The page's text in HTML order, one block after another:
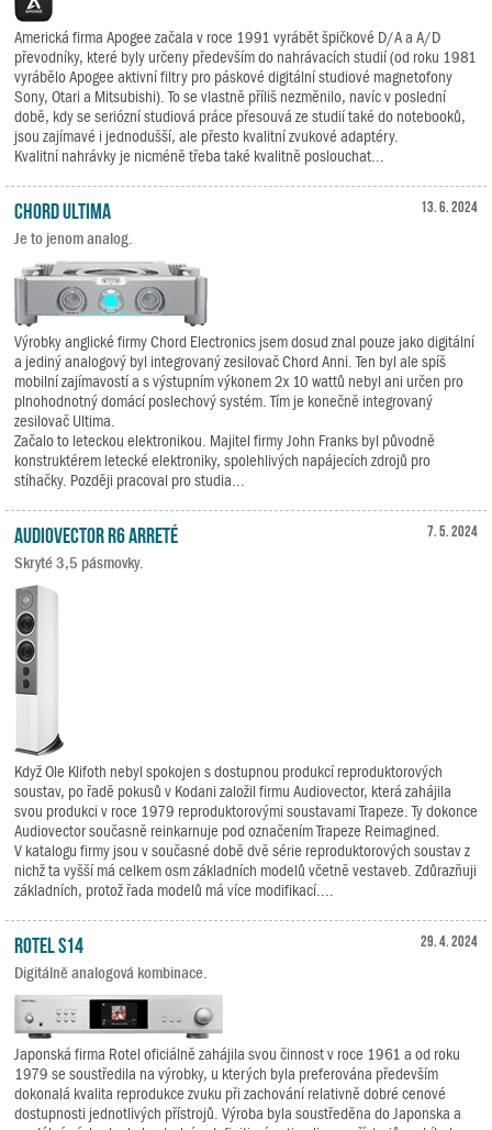
Americká firma Apogee začala v roce 1991 vyrábět špičkové D/A a A/D
převodníky, které byly určeny především do nahrávacích studií (od roku 1981
vyrábělo Apogee aktivní filtry pro páskové digitální studiové magnetofony
Sony, Otari a Mitsubishi). To se vlastně příliš nezměnilo, navíc v poslední
době, kdy se seriózní studiová práce přesouvá ze studií také do notebooků,
jsou zajímavé i jednodušší, ale přesto kvalitní zvukové adaptéry.
Kvalitní nahrávky je nicméně třeba také kvalitně poslouchat...
13. 6. 2024
Chord Ultima
Je to jenom analog.
Výrobky anglické firmy Chord Electronics jsem dosud znal pouze jako digitální
a jediný analogový byl integrovaný zesilovač Chord Anni. Ten byl ale spíš
mobilní zajímavostí a s výstupním výkonem 2x 10 wattů nebyl ani určen pro
plnohodnotný domácí poslechový systém. Tím je konečně integrovaný
zesilovač Ultima.
Začalo to leteckou elektronikou. Majitel firmy John Franks byl původně
konstruktérem letecké elektroniky, spolehlivých napájecích zdrojů pro
stíhačky. Později pracoval pro studia...
7. 5. 2024
Audiovector R6 Arreté
Skryté 3,5 pásmovky.
Když Ole Klifoth nebyl spokojen s dostupnou produkcí reproduktorových
soustav, po řadě pokusů v Kodani založil firmu Audiovector, která zahájila
svou produkci v roce 1979 reproduktorovými soustavami Trapeze. Ty dokonce
Audiovector současně reinkarnuje pod označením Trapeze Reimagined.
V katalogu firmy jsou v současné době dvě série reproduktorových soustav z
nichž ta vyšší má celkem osm základních modelů včetně vestaveb. Zdůrazňuji
základních, protož řada modelů má více modifikací....
29. 4. 2024
Rotel S14
Digitálně analogová kombinace.
Japonská firma Rotel oficiálně zahájila svou činnost v roce 1961 a od roku
1979 se soustředila na výrobky, u kterých byla preferována především
dokonalá kvalita reprodukce zvuku při zachování relativně dobré cenové
dostupnosti jednotlivých přístrojů. Výroba byla soustředěna do Japonska a